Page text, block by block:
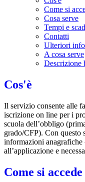
Come si
Cosa serve
Tempi e
Contatti
Ulteriori
A cosa serve
Descrizione
Cos'è
Il servizio consente alle
iscrizione on line per i
scuola dell’obbligo
grado/CFP). Con questo
informazioni anagrafiche
all’applicazione e
Come si